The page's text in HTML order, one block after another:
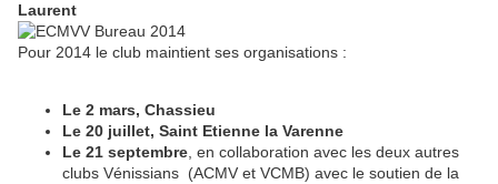
Laurent
Pour 2014 le club maintient ses organisations :
Le 2 mars, Chassieu
Le 20 juillet, Saint Etienne la Varenne
Le 21 septembre , en collaboration avec les deux autres
clubs Vénissians (ACMV et VCMB) avec le soutien de la